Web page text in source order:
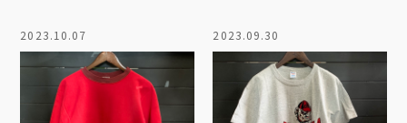
2023.10.07 2023.09.30